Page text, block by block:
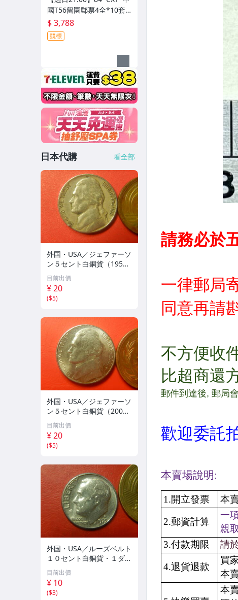
國T56留園郵票4全*10套,
原膠如圖
$ 3,788
競標
日本代購 看全部
外国・USA／ジェファーソ
ン５セント白銅貨（1958
年D） 260225
目前出價
¥ 20
($5)
外国・USA／ジェファーソ
ン５セント白銅貨（2001
年P） 260310
目前出價
¥ 20
($5)
外国・USA／ルーズベルト
１０セント白銅貨・１ダイ
ム（1975年D） 260404
目前出價
¥ 10
($3)